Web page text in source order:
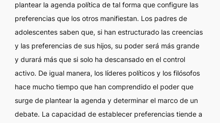
plantear la agenda política de tal forma que configure las
preferencias que los otros manifiestan. Los padres de
adolescentes saben que, si han estructurado las creencias
y las preferencias de sus hijos, su poder será más grande
y durará más que si solo ha descansado en el control
activo. De igual manera, los líderes políticos y los filósofos
hace mucho tiempo que han comprendido el poder que
surge de plantear la agenda y determinar el marco de un
debate. La capacidad de establecer preferencias tiende a